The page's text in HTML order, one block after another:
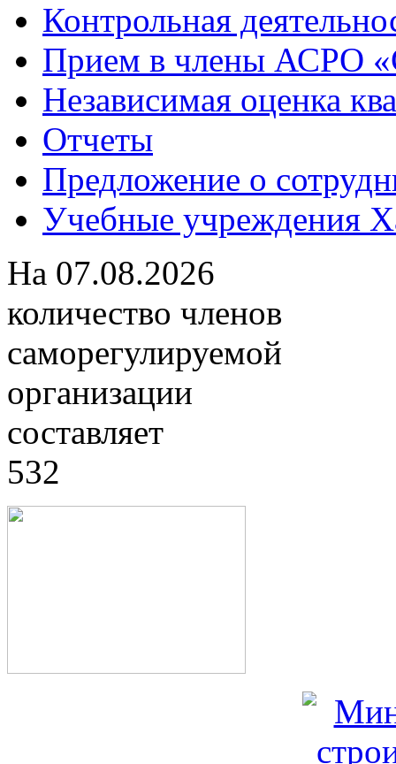
Контрольная
Прием в члены АСРО
Независимая оценка
Отчеты
Предложение о
Учебные учреждения
На 07.08.2026
количество членов
саморегулируемой
организации
составляет
532